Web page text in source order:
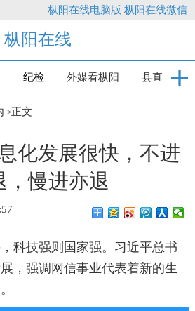
枞阳在线电脑版 枞阳在线微信
枞阳在线
纪检 外媒看枞阳 县直
>正文
化发展很快，不进
，慢进亦退
技强则国家强。习近平总书
，强调网信事业代表着新的生